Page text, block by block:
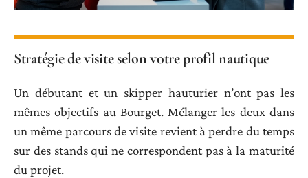
Stratégie de visite selon votre profil nautique
Un débutant et un skipper hauturier n’ont pas les
mêmes objectifs au Bourget. Mélanger les deux dans
un même parcours de visite revient à perdre du temps
sur des stands qui ne correspondent pas à la maturité
du projet.